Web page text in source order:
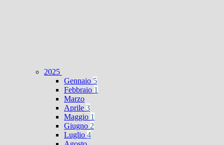
2025
Gennaio 5
Febbraio 1
Marzo
Aprile 3
Maggio 1
Giugno 2
Luglio 4